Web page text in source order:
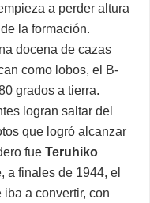
a perder altura
la formación.
docena de cazas
como lobos, el B-
grados a tierra.
logran saltar del
que logró alcanzar
fue Teruhiko
a finales de 1944, el
a convertir, con